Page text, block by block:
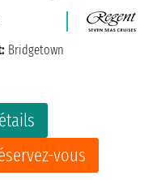
vous
Bridgetown